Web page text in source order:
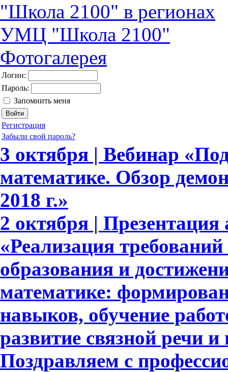
"Школа 2100" в регионах
УМЦ "Школа 2100"
Фотогалерея
Логин:
Пароль:
Запомнить меня
Регистрация
Забыли свой пароль?
3 октября | Вебинар
математике. Обзор
2018 г.»
2 октября | Презентация
«Реализация
образования и
математике:
навыков, обучение
развитие связной речи
Поздравляем с